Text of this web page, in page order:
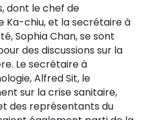
dont le chef de
Ka-chiu, et la secrétaire à
Sophia Chan, se sont
des discussions sur la
Le secrétaire à
Alfred Sit, le
sur la crise sanitaire,
des représentants du